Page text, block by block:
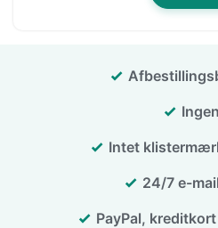
Intet
24/7 e-
PayPal,